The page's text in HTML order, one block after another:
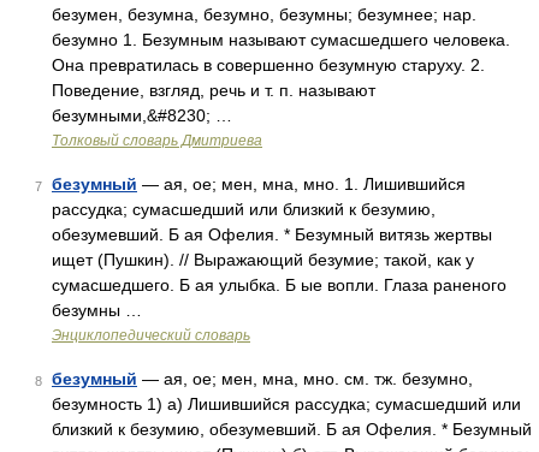
безумен, безумна, безумно, безумны; безумнее; нар.
безумно 1. Безумным называют сумасшедшего человека.
Она превратилась в совершенно безумную старуху. 2.
Поведение, взгляд, речь и т. п. называют
безумными,&#8230; …
Толковый словарь Дмитриева
7 безумный — ая, ое; мен, мна, мно. 1. Лишившийся
рассудка; сумасшедший или близкий к безумию,
обезумевший. Б ая Офелия. * Безумный витязь жертвы
ищет (Пушкин). // Выражающий безумие; такой, как у
сумасшедшего. Б ая улыбка. Б ые вопли. Глаза раненого
безумны …
Энциклопедический словарь
8 безумный — ая, ое; мен, мна, мно. см. тж. безумно,
безумность 1) а) Лишившийся рассудка; сумасшедший или
близкий к безумию, обезумевший. Б ая Офелия. * Безумный